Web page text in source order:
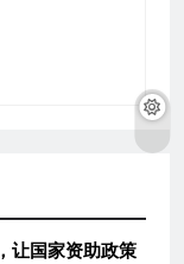
让国家资助政策